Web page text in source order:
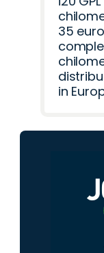
35
in